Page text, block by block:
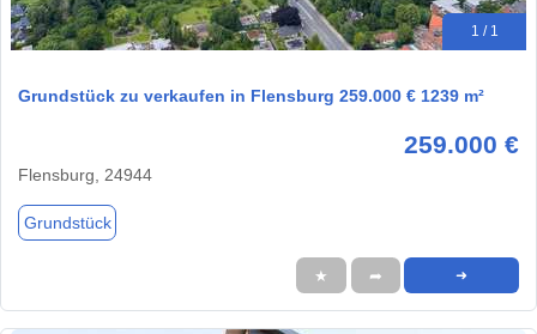
1 / 1
Grundstück zu verkaufen in Flensburg 259.000 € 1239 m²
259.000 €
Flensburg, 24944
Grundstück
★ ➦ ➜